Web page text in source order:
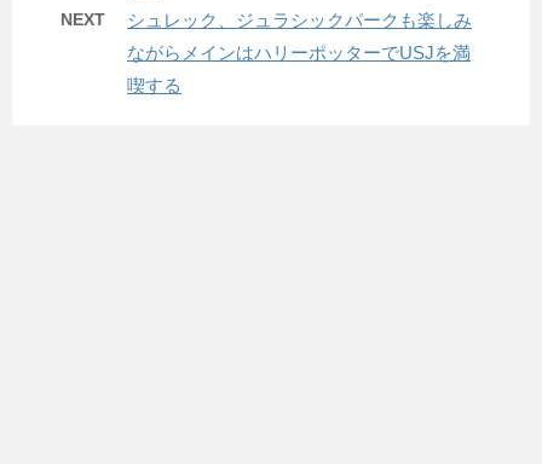
NEXT
シュレック、ジュラシックパークも楽しみ
ながらメインはハリーポッターでUSJを満
喫する